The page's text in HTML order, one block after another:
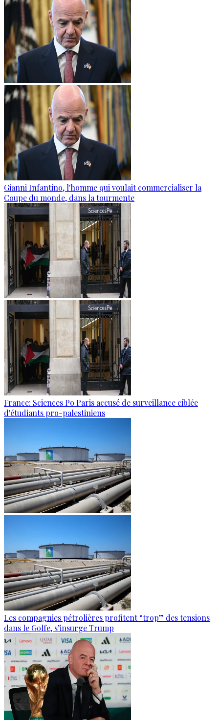
Gianni Infantino, l'homme qui voulait commercialiser la
Coupe du monde, dans la tourmente
France: Sciences Po Paris accusé de surveillance ciblée
d'étudiants pro-palestiniens
Les compagnies pétrolières profitent “trop” des tensions
dans le Golfe, s’insurge Trump